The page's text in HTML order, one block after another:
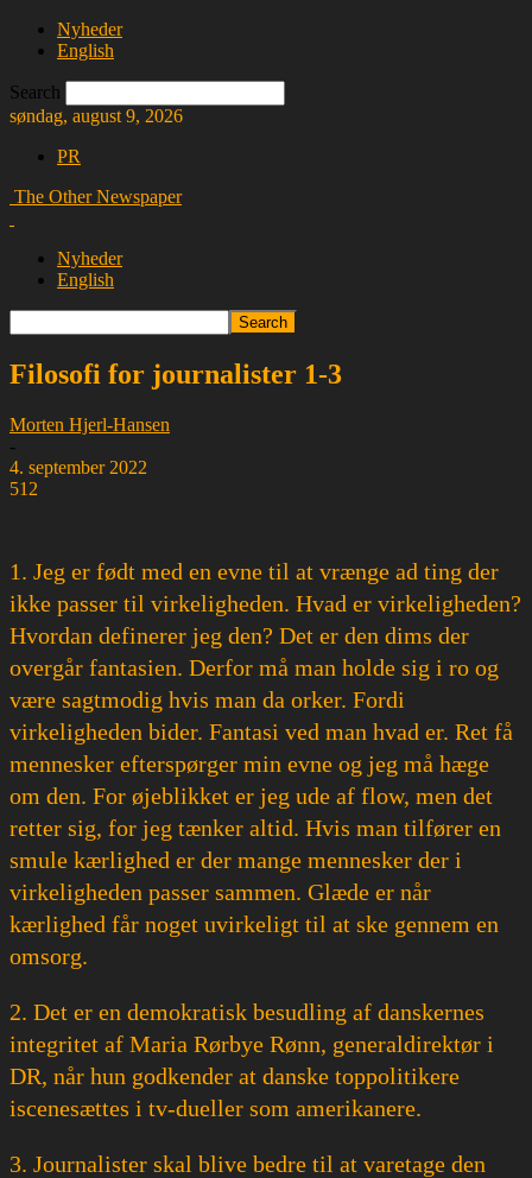
Nyheder
English
Search
søndag, august 9, 2026
PR
The Other Newspaper
Nyheder
English
Filosofi for journalister 1-3
Morten Hjerl-Hansen
-
4. september 2022
512
1. Jeg er født med en evne til at vrænge ad ting der
ikke passer til virkeligheden. Hvad er virkeligheden?
Hvordan definerer jeg den? Det er den dims der
overgår fantasien. Derfor må man holde sig i ro og
være sagtmodig hvis man da orker. Fordi
virkeligheden bider. Fantasi ved man hvad er. Ret få
mennesker efterspørger min evne og jeg må hæge
om den. For øjeblikket er jeg ude af flow, men det
retter sig, for jeg tænker altid. Hvis man tilfører en
smule kærlighed er der mange mennesker der i
virkeligheden passer sammen. Glæde er når
kærlighed får noget uvirkeligt til at ske gennem en
omsorg.
2. Det er en demokratisk besudling af danskernes
integritet af Maria Rørbye Rønn, generaldirektør i
DR, når hun godkender at danske toppolitikere
iscenesættes i tv-dueller som amerikanere.
3. Journalister skal blive bedre til at varetage den